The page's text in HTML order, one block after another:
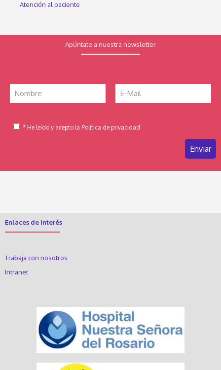
Atención al paciente
Apúntate a nuestra newsletter
* He leído y acepto la Política de privacidad
Enlaces de interés
Trabaja con nosotros
Intranet